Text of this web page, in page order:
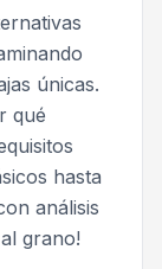
únicas.
qué
hasta
análisis
grano!